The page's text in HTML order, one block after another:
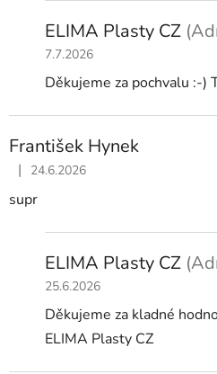
ELIMA Plasty CZ
7.7.2026
Děkujeme za pochvalu :-)
František Hynek
Hodnocení obchodu je 5 z 5
| 24.6.2026
supr
ELIMA Plasty CZ
25.6.2026
Děkujeme za kladné
ELIMA Plasty CZ